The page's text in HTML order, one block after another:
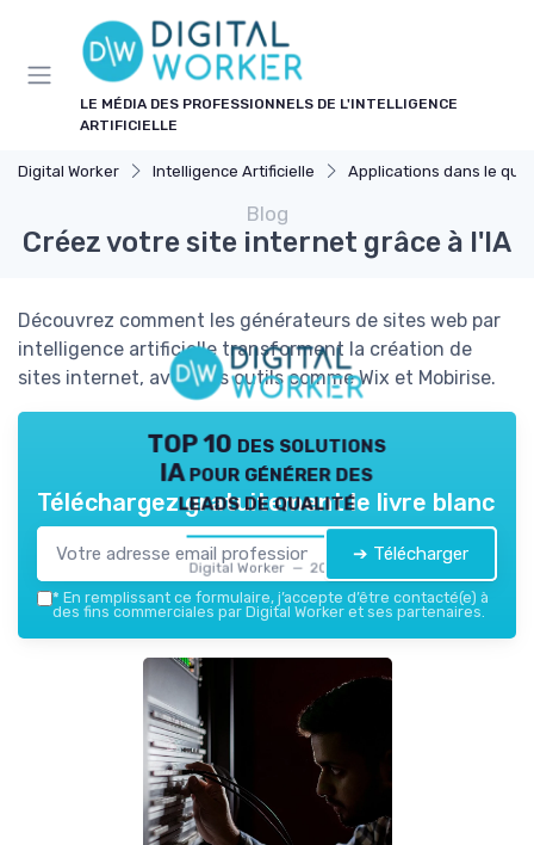
LE MÉDIA DES PROFESSIONNELS DE L'INTELLIGENCE
ARTIFICIELLE
Digital Worker Intelligence Artificielle Applications dans le
Blog
Créez votre site internet grâce à l'IA
Découvrez comment les générateurs de sites web par
intelligence artificielle transforment la création de
sites internet, avec des outils comme Wix et Mobirise.
TOP 10 des solutions
IA pour générer des
leads de qualité
Digital Worker — 2026
Téléchargez gratuitement le livre blanc
➔ Télécharger
* En remplissant ce formulaire, j’accepte d’être contacté(e) à
des fins commerciales par Digital Worker et ses partenaires.